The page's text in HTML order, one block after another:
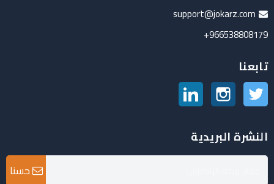
support@jokarz.com
966538808179+
تابعنا
تويتر انستغرام
النشرة البريدية
حسنا